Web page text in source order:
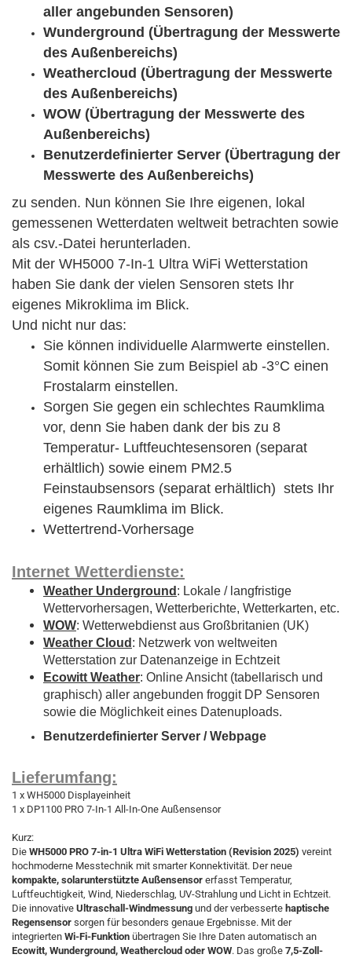
aller angebunden Sensoren)
Wunderground (Übertragung der Messwerte
des Außenbereichs)
Weathercloud (Übertragung der Messwerte
des Außenbereichs)
WOW (Übertragung der Messwerte des
Außenbereichs)
Benutzerdefinierter Server (Übertragung der
Messwerte des Außenbereichs)
zu senden. Nun können Sie Ihre eigenen, lokal
gemessenen Wetterdaten weltweit betrachten sowie
als csv.-Datei herunterladen.
Mit der WH5000 7-In-1 Ultra WiFi Wetterstation
haben Sie dank der vielen Sensoren stets Ihr
eigenes Mikroklima im Blick.
Und nicht nur das:
Sie können individuelle Alarmwerte einstellen.
Somit können Sie zum Beispiel ab -3°C einen
Frostalarm einstellen.
Sorgen Sie gegen ein schlechtes Raumklima
vor, denn Sie haben dank der bis zu 8
Temperatur- Luftfeuchtesensoren (separat
erhältlich) sowie einem PM2.5
Feinstaubsensors (separat erhältlich) stets Ihr
eigenes Raumklima im Blick.
Wettertrend-Vorhersage
Internet Wetterdienste:
Weather Underground : Lokale / langfristige
Wettervorhersagen, Wetterberichte, Wetterkarten, etc.
WOW: Wetterwebdienst aus Großbritanien (UK)
Weather Cloud : Netzwerk von weltweiten
Wetterstation zur Datenanzeige in Echtzeit
Ecowitt Weather: Online Ansicht (tabellarisch und
graphisch) aller angebunden froggit DP Sensoren
sowie die Möglichkeit eines Datenuploads.
Benutzerdefinierter Server / Webpage
Lieferumfang:
1 x WH5000 Displayeinheit
1 x DP1100 PRO 7-In-1 All-In-One Außensensor
Kurz:
Die WH5000 PRO 7-in-1 Ultra WiFi Wetterstation (Revision 2025) vereint
hochmoderne Messtechnik mit smarter Konnektivität. Der neue
kompakte, solarunterstützte Außensensor erfasst Temperatur,
Luftfeuchtigkeit, Wind, Niederschlag, UV-Strahlung und Licht in Echtzeit.
Die innovative Ultraschall-Windmessung und der verbesserte haptische
Regensensor sorgen für besonders genaue Ergebnisse. Mit der
integrierten Wi-Fi-Funktion übertragen Sie Ihre Daten automatisch an
Ecowitt, Wunderground, Weathercloud oder WOW. Das große 7,5-Zoll-